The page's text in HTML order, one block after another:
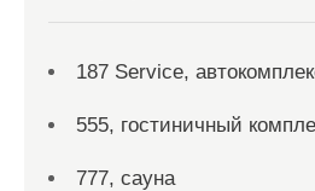
187 Service,
555, гостиничный
777, сауна